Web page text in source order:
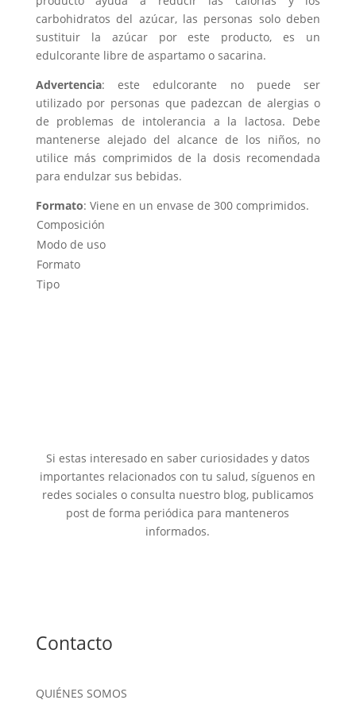
carbohidratos del azúcar, las personas solo deben
sustituir la azúcar por este producto, es un
edulcorante libre de aspartamo o sacarina.
Advertencia: este edulcorante no puede ser
utilizado por personas que padezcan de alergias o
de problemas de intolerancia a la lactosa. Debe
mantenerse alejado del alcance de los niños, no
utilice más comprimidos de la dosis recomendada
para endulzar sus bebidas.
Formato: Viene en un envase de 300 comprimidos.
Composición
Modo de uso
Formato
Tipo
Si estas interesado en saber curiosidades y datos
importantes relacionados con tu salud, síguenos en
redes sociales o consulta nuestro blog, publicamos
post de forma periódica para manteneros
informados.
Contacto
QUIÉNES SOMOS